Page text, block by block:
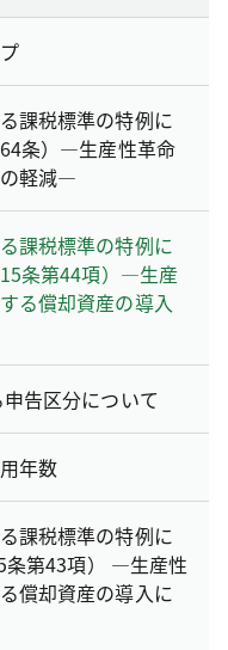
課税標準の特例に
条）―生産性革命
軽減―
課税標準の特例に
条第44項）―生産
る償却資産の導入
告区分について
年数
課税標準の特例に
条第43項） ―生産性
償却資産の導入に